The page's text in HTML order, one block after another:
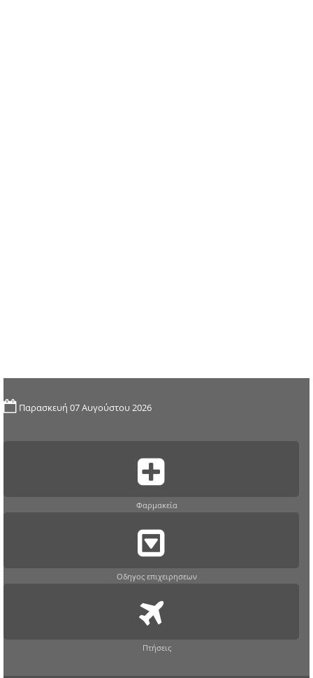
Παρασκευή 07 Αυγούστου 2026
Φαρμακεία
Οδηγος επιχειρησεων
Πτήσεις